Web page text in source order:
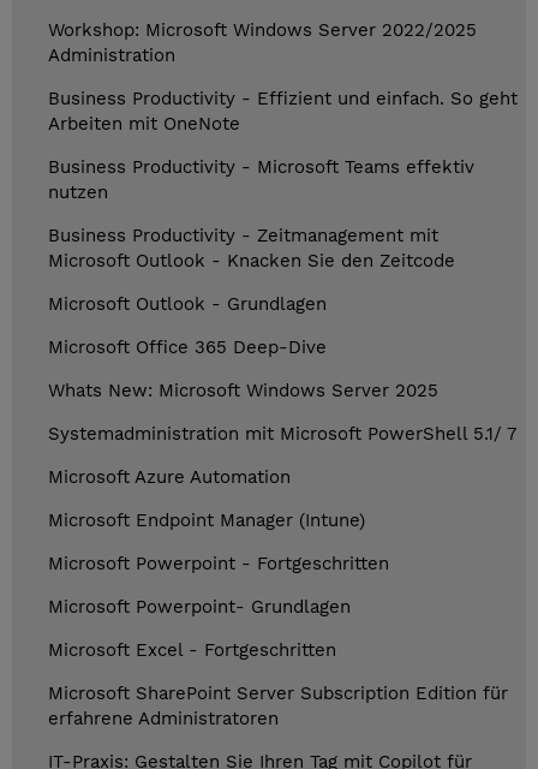
Workshop: Microsoft Windows Server 2022/2025
Administration
Business Productivity - Effizient und einfach. So geht
Arbeiten mit OneNote
Business Productivity - Microsoft Teams effektiv
nutzen
Business Productivity - Zeitmanagement mit
Microsoft Outlook - Knacken Sie den Zeitcode
Microsoft Outlook - Grundlagen
Microsoft Office 365 Deep-Dive
Whats New: Microsoft Windows Server 2025
Systemadministration mit Microsoft PowerShell 5.1/ 7
Microsoft Azure Automation
Microsoft Endpoint Manager (Intune)
Microsoft Powerpoint - Fortgeschritten
Microsoft Powerpoint- Grundlagen
Microsoft Excel - Fortgeschritten
Microsoft SharePoint Server Subscription Edition für
erfahrene Administratoren
IT-Praxis: Gestalten Sie Ihren Tag mit Copilot für